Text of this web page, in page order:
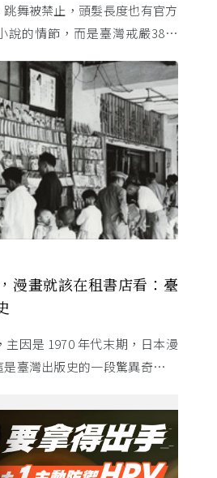
舞被禁止，頭髮長度也有官方
說的情節，而是臺灣戒嚴38年
漫畫就該在租書店看：臺
主因是 1970 年代末期，日本漫
臺灣出版史的一段驚異奇航。